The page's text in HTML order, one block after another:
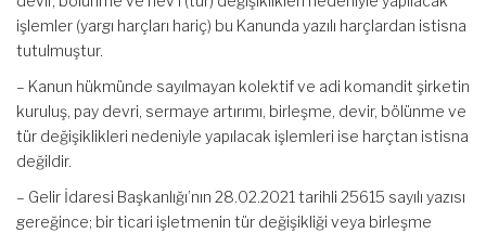
işlemler (yargı harçları hariç) bu Kanunda yazılı harçlardan istisna
tutulmuştur.
– Kanun hükmünde sayılmayan kolektif ve adi komandit şirketin
kuruluş, pay devri, sermaye artırımı, birleşme, devir, bölünme ve
tür değişiklikleri nedeniyle yapılacak işlemleri ise harçtan istisna
değildir.
– Gelir İdaresi Başkanlığı’nın 28.02.2021 tarihli 25615 sayılı yazısı
gereğince; bir ticari işletmenin tür değişikliği veya birleşme